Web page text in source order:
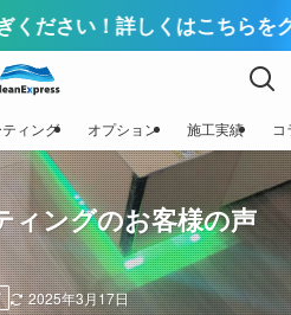
！詳しくはこちらをクリッ
ィング オプション 施工実績
ィングのお客様の声
2025年3月17日